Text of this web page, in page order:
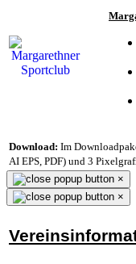
Download: Im
AI EPS, PDF) und 3
×
×